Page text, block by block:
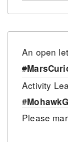
An open
#
Activity
#
Please